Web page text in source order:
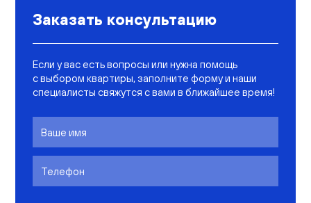
Заказать консультацию
Если у вас есть вопросы или нужна помощь
с выбором квартиры, заполните форму и наши
специалисты свяжутся с вами в ближайшее время!